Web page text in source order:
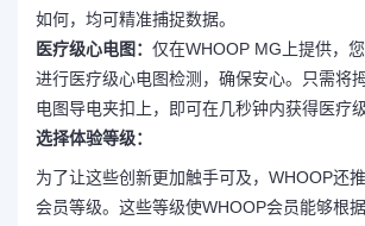
如何，均可精准捕捉数据。
医疗级心电图： 仅在WHOOP MG上提供，
进行医疗级心电图检测，确保安心。只需将
电图导电夹扣上，即可在几秒钟内获得医疗
选择体验等级：
为了让这些创新更加触手可及，WHOOP还
会员等级。这些等级使WHOOP会员能够根